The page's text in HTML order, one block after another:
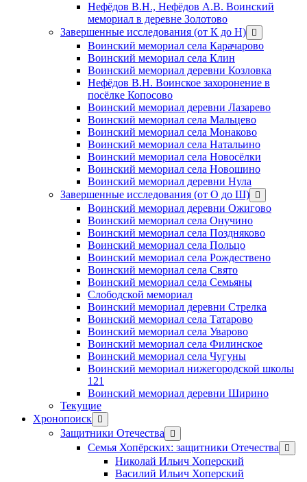
Нефёдов В.Н., Нефёдов А.В. Воинский
мемориал в деревне Золотово
Завершенные исследования (от К до Н) открыть
меню
Воинский мемориал села Карачарово
Воинский мемориал села Клин
Воинский мемориал деревни Козловка
Нефёдов В.Н. Воинское захоронение в
посёлке Копосово
Воинский мемориал деревни Лазарево
Воинский мемориал села Мальцево
Воинский мемориал села Монаково
Воинский мемориал села Натальино
Воинский мемориал села Новосёлки
Воинский мемориал села Новошино
Воинский мемориал деревни Нула
Завершенные исследования (от О до Ш) открыть
меню
Воинский мемориал деревни Ожигово
Воинский мемориал села Онучино
Воинский мемориал села Поздняково
Воинский мемориал села Польцо
Воинский мемориал села Рождествено
Воинский мемориал села Свято
Воинский мемориал села Семьяны
Слободской мемориал
Воинский мемориал деревни Стрелка
Воинский мемориал села Татарово
Воинский мемориал села Уварово
Воинский мемориал села Филинское
Воинский мемориал села Чугуны
Воинский мемориал нижегородской школы
121
Воинский мемориал деревни Ширино
Текущие
Хронопоиск открыть
меню
Защитники Отечества
открыть
меню
Семья Хопёрских: защитники Отечества
меню
Николай Ильич Хоперский
Василий Ильич Хоперский